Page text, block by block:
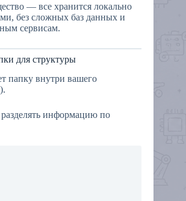
— все хранится локально
без сложных баз данных и
сервисам.
для структуры
папку внутри вашего
информацию по